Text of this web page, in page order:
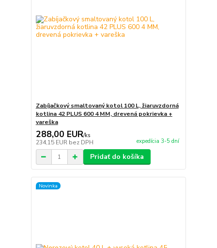
Zabíjačkový smaltovaný kotol 100 L, žiaruvzdorná
kotlina 42 PLUS 600 4 MM, drevená pokrievka +
vareška
288,00 EUR/ks
234,15 EUR bez DPH expedícia 3-5 dní
Pridať do košíka
Novinka